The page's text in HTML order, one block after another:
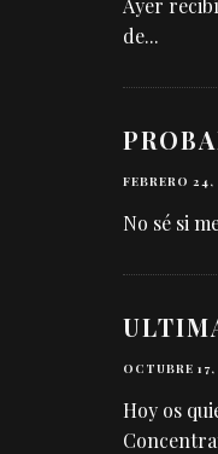
Ayer
de...
FEBRERO 24,
No sé si
OCTUBRE 17,
Hoy os